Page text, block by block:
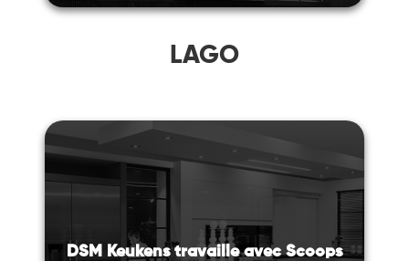
LAGO
DSM Keukens travaille avec Scoops